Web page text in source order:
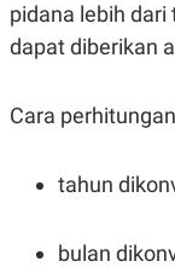
pidana lebih
dapat diberikan
Cara
tahun
bulan